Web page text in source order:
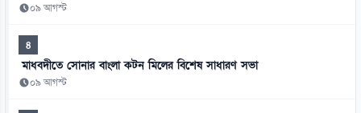
০৯ আগস্ট
৪
মাধবদীতে সোনার বাংলা কটন মিলের বিশেষ সাধারণ সভা
০৯ আগস্ট